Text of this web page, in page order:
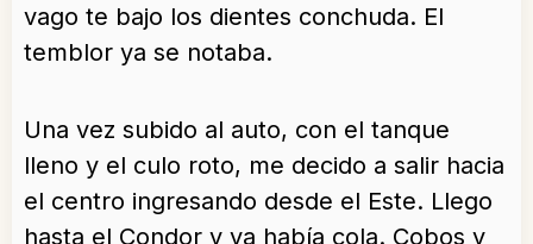
vago te bajo los dientes conchuda. El
temblor ya se notaba.
Una vez subido al auto, con el tanque
lleno y el culo roto, me decido a salir hacia
el centro ingresando desde el Este. Llego
hasta el Condor y ya había cola. Cobos y